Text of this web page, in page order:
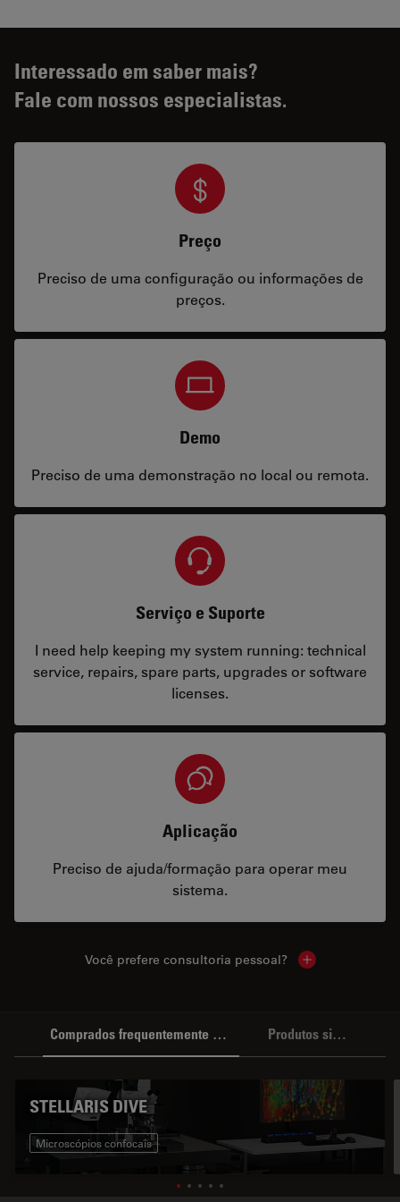
Interessado em saber mais?
Fale com nossos especialistas.
Preço
Preciso de uma configuração ou informações de
preços.
Demo
Preciso de uma demonstração no local ou remota.
Serviço e Suporte
I need help keeping my system running: technical
service, repairs, spare parts, upgrades or software
licenses.
Aplicação
Preciso de ajuda/formação para operar meu
sistema.
Você prefere consultoria pessoal? Show local
Comprados frequentemente em conjunto Produtos similares
STELLARIS DIVE
Microscópios confocais